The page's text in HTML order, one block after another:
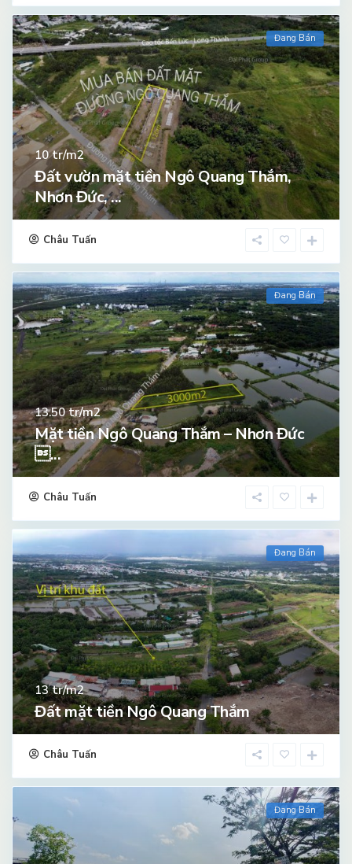
Đang Bán
10tr/m2
Đất vườn mặt tiền Ngô Quang Thắm,
Nhơn Đức, ...
Châu Tuấn
Đang Bán
13.50tr/m2
Mặt tiền Ngô Quang Thắm – Nhơn Đức
...
Châu Tuấn
Đang Bán
13tr/m2
Đất mặt tiền Ngô Quang Thắm
Châu Tuấn
Đang Bán